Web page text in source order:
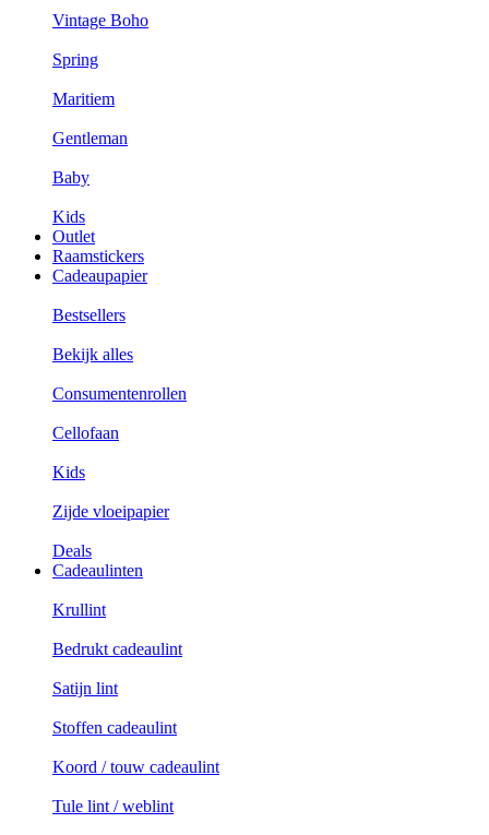
Vintage Boho
Spring
Maritiem
Gentleman
Baby
Kids
Outlet
Raamstickers
Cadeaupapier
Bestsellers
Bekijk alles
Consumentenrollen
Cellofaan
Kids
Zijde vloeipapier
Deals
Cadeaulinten
Krullint
Bedrukt cadeaulint
Satijn lint
Stoffen cadeaulint
Koord / touw cadeaulint
Tule lint / weblint